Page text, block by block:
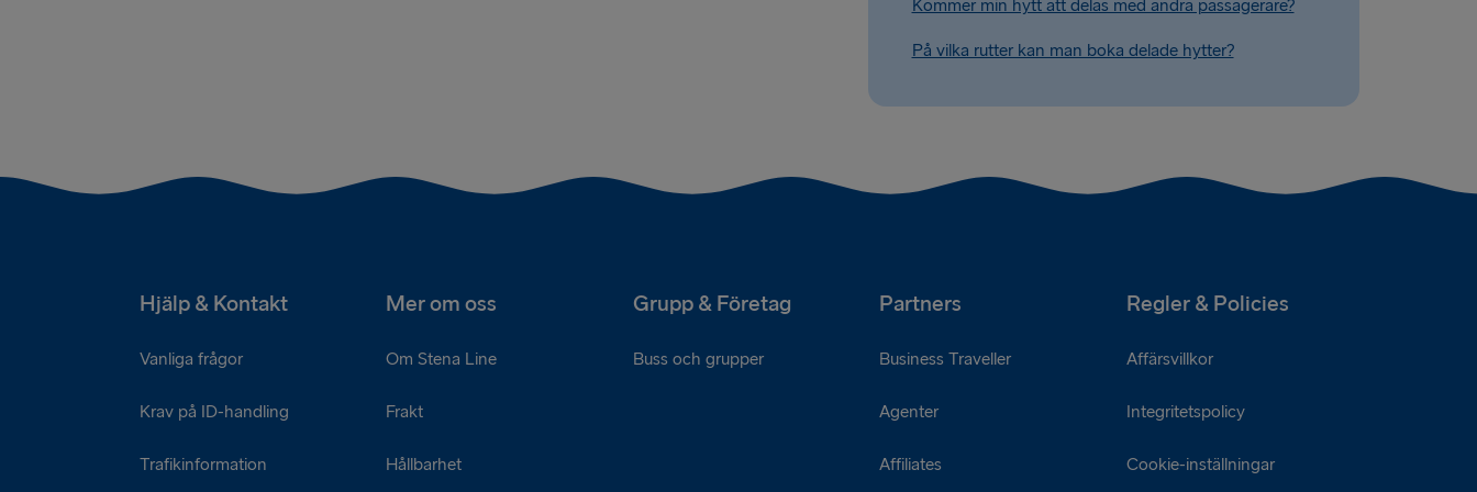
Kommer min hytt att delas med andra passagerare?
På vilka rutter kan man boka delade hytter?
Hjälp & Kontakt Mer om oss Grupp & Företag Partners Regler & Policies
Vanliga frågor
Krav på ID-handling
Trafikinformation
Om Stena Line
Frakt
Hållbarhet
Buss och grupper Business Traveller
Agenter
Affiliates
Affärsvillkor
Integritetspolicy
Cookie-inställningar